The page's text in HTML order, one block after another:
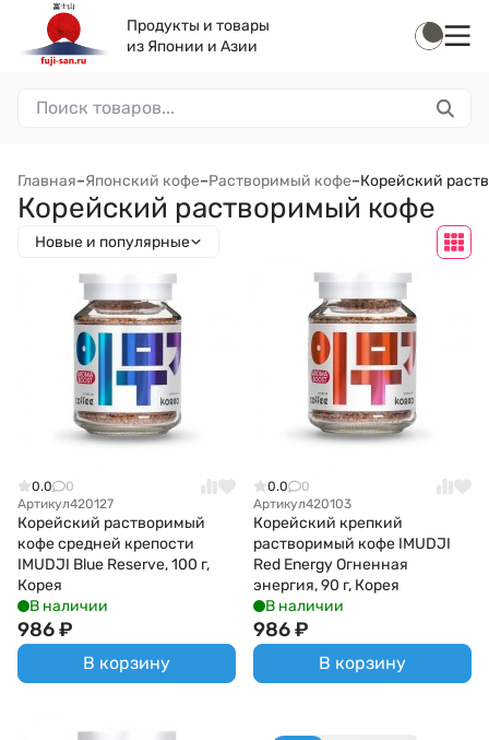
Продукты и товары
из Японии и Азии
Главная–Японский кофе–Растворимый кофе–Корейский
Корейский растворимый кофе
Новые и популярные
0.0
0
Артикул420127
Корейский растворимый
кофе средней крепости
IMUDJI Blue Reserve, 100 г,
Корея
В наличии
986₽
В корзину
0.0
0
Артикул420103
Корейский крепкий
растворимый кофе IMUDJI
Red Energy Огненная
энергия, 90 г, Корея
В наличии
986₽
В корзину